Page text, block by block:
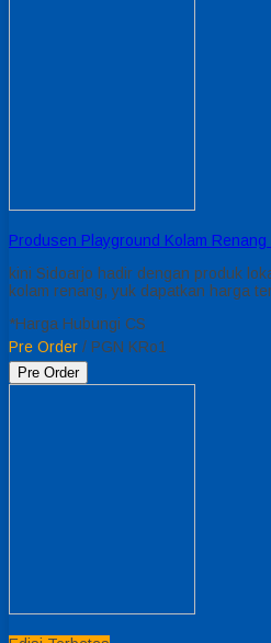
Produsen Playground Kolam Renang
kini Sidoarjo hadir dengan produk
kolam renang, yuk dapatkan harga
*Harga Hubungi CS
Pre Order / PGN KRo1
Pre Order